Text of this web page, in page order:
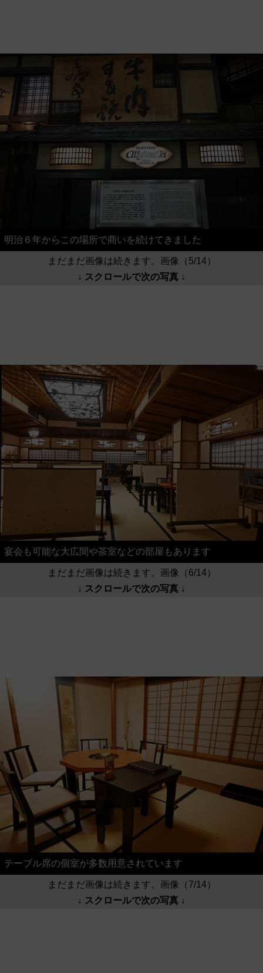
明治６年からこの場所で商いを続けてきました
まだまだ画像は続きます。画像（5/14）
↓ スクロールで次の写真 ↓
宴会も可能な大広間や茶室などの部屋もあります
まだまだ画像は続きます。画像（6/14）
↓ スクロールで次の写真 ↓
テーブル席の個室が多数用意されています
まだまだ画像は続きます。画像（7/14）
↓ スクロールで次の写真 ↓